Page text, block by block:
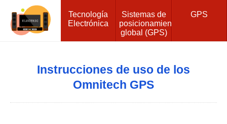
Tecnología
Electrónica
Sistemas de
posicionamiento
global (GPS)
GPS
Instrucciones de uso de los
Omnitech GPS